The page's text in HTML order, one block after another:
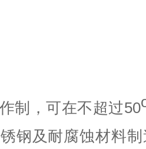
制 ，可在不超过50
钢及耐腐蚀材料